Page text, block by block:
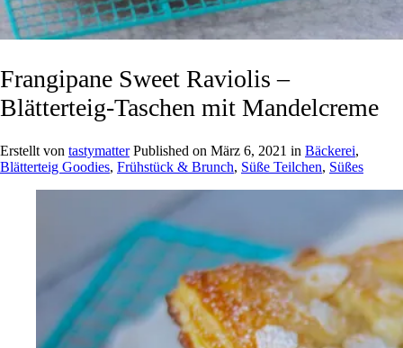
Frangipane Sweet Raviolis –
Blätterteig-Taschen mit Mandelcreme
Erstellt von tastymatter Published on März 6, 2021 in Bäckerei,
Blätterteig Goodies, Frühstück & Brunch, Süße Teilchen, Süßes